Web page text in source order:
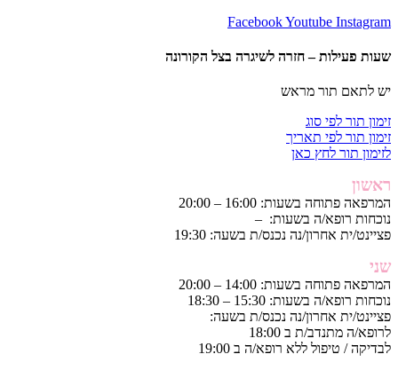
FacebookYoutube Instagram
שעות פעילות – חזרה לשיגרה בצל הקורונה
יש לתאם תור מראש
זימון תור לפי סוג
זימון תור לפי תאריך
לזימון תור לחץ כאן
ראשון
המרפאה פתוחה בשעות: 16:00 – 20:00
נוכחות רופא/ה בשעות: –
פציינט/ית אחרון/נה נכנס/ת בשעה: 19:30
שני
המרפאה פתוחה בשעות: 14:00 – 20:00
נוכחות רופא/ה בשעות: 15:30 – 18:30
פציינט/ית אחרון/נה נכנס/ת בשעה:
לרופא/ה מתנדב/ת ב 18:00
לבדיקה / טיפול ללא רופא/ה ב 19:00